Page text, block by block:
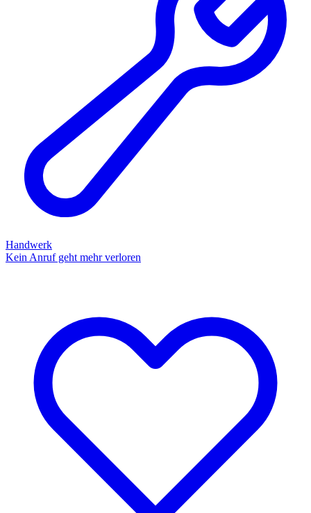
Handwerk
Kein Anruf geht mehr verloren